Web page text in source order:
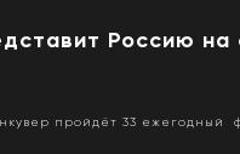
Россию
пройдёт 33 ежегодный